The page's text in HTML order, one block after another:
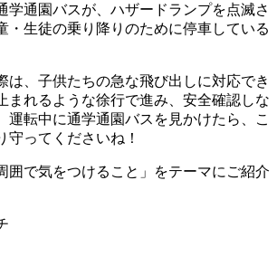
学通園バスが、ハザードランプを点滅さ
・生徒の乗り降りのために停車している
は、子供たちの急な飛び出しに対応でき
まれるような徐行で進み、安全確認しな
運転中に通学通園バスを見かけたら、こ
守ってくださいね！
囲で気をつけること」をテーマにご紹介